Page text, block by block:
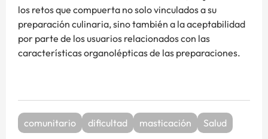
los retos que compuerta no solo vinculados a su
preparación culinaria, sino también a la aceptabilidad
por parte de los usuarios relacionados con las
características organolépticas de las preparaciones.
comunitario dificultad masticación Salud